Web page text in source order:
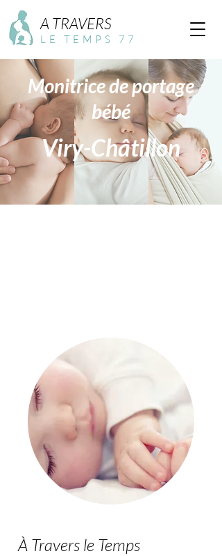
LE TEMPS 77
A TRAVERS
Monitrice de portage
bébé
Viry-Châtillon
À Travers le Temps